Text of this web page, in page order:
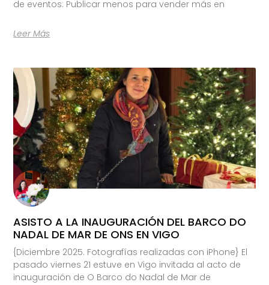
de eventos: Publicar menos para vender más en
Leer Más
ASISTO A LA INAUGURACIÓN DEL BARCO DO
NADAL DE MAR DE ONS EN VIGO
{Diciembre 2025. Fotografías realizadas con iPhone} El
pasado viernes 21 estuve en Vigo invitada al acto de
inauguración de O Barco do Nadal de Mar de